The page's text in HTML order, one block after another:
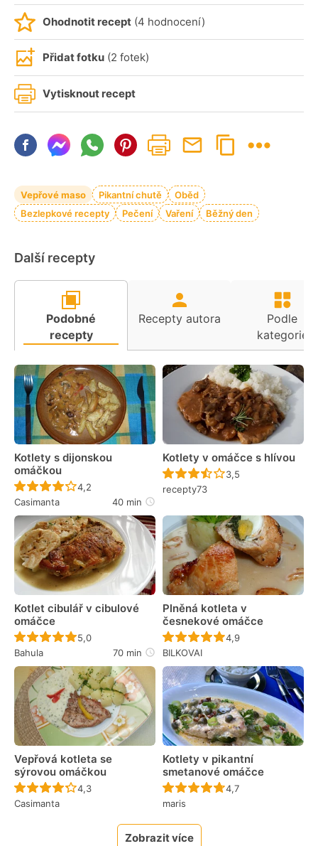
Ohodnotit recept (4 hodnocení)
Přidat fotku (2 fotek)
Vytisknout recept
Vepřové maso Pikantní chutě
Oběd
Bezlepkové recepty
Pečení Vaření Běžný den
Další recepty
Podobné
recepty
Recepty autora
Podle
kategorie
Kotlety s dijonskou
omáčkou
Recept ještě nebyl hodnocen
4,2
Casimanta
40 min
Kotlety v omáčce s hlívou
Recept ještě nebyl
3,5
recepty73
Kotlet cibulář v cibulové
omáčce
Recept ještě nebyl hodnocen
5,0
Bahula
70 min
Plněná kotleta v
česnekové omáčce
Recept ještě nebyl
4,9
BILKOVAI
Vepřová kotleta se
sýrovou omáčkou
Recept ještě nebyl hodnocen
4,3
Casimanta
Kotlety v pikantní
smetanové omáčce
Recept ještě nebyl
4,7
maris
Zobrazit více